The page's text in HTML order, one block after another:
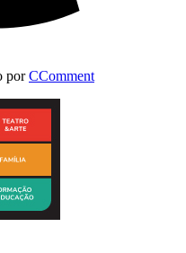
porCComment